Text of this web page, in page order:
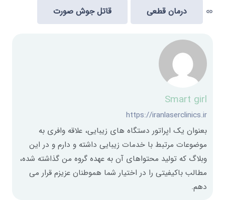
link درمان قطعی قاتل جوش صورت
Smart girl
https://iranlaserclinics.ir
بعنوان یک اپراتور دستگاه های زیبایی، علاقه وافری به
موضوعات مرتبط با خدمات زیبایی داشته و دارم و در این
وبلاگ که تولید محتواهای آن به عهده گروه من گذاشته شده،
مطالب باکیفیتی را در اختیار شما هموطنان عزیزم قرار می
دهم.